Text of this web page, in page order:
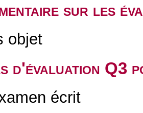
sur les
objet
d'évaluation Q3
écrit